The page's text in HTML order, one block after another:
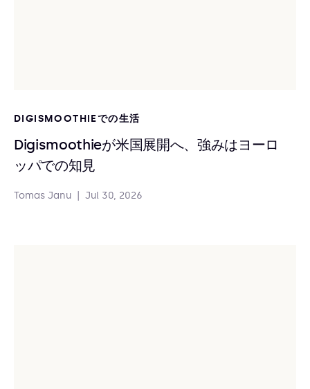
DIGISMOOTHIEでの生活
Digismoothieが米国展開へ、強みはヨーロ
ッパでの知見
Tomas Janu Jul 30, 2026